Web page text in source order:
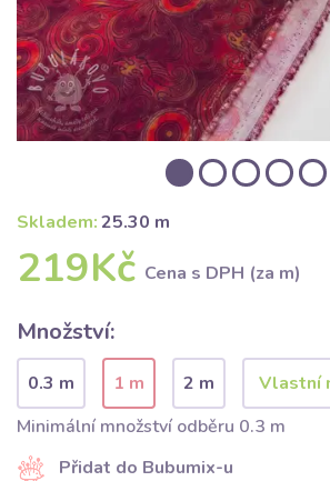
Skladem:25.30 m
219Kč Cena s DPH (za m)
Množství:
0.3 m 1 m
2 m
Minimální množství odběru 0.3 m
Přidat do Bubumix-u